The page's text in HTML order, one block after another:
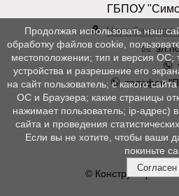
ГБПОУ
Челябинская
телефон
© Конструктор
Продолжая использовать наш
обработку файлов cookie,
местоположении; тип и версия ОС;
устройства и разрешение его
на сайт пользователь; с какого
ОС и Браузера; какие страницы
нажимает пользователь; ip-адрес)
сайта и проведения
Если вы не хотите, чтобы ваши
покиньте
Согласен